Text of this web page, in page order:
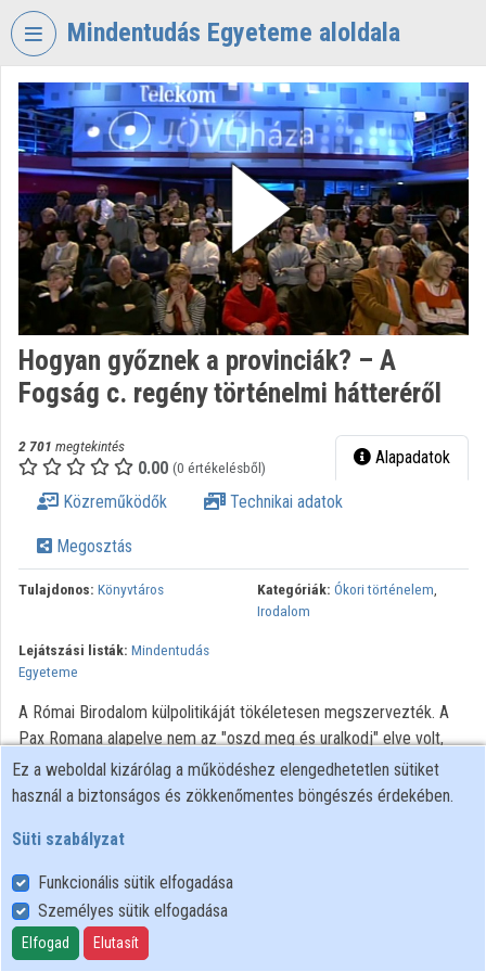
Fejléc kihagyása
Mindentudás Egyeteme aloldala
VIDEOTORIUM
MINDENTUDÁS
EGYETEME
Intézményi kezdőlap
Bejelentkezés
Intézményi felfedezés
Kategóriák
Intézményi listák
Intézmények
Közreműködők
Hogyan győznek a provinciák? – A
Fogság c. regény történelmi hátteréről
2 701 megtekintés
0.00 (0 értékelésből) Alapadatok
Közreműködők Technikai adatok
Megosztás
Tulajdonos: Könyvtáros Kategóriák: Ókori történelem,
Irodalom
Lejátszási listák: Mindentudás
Egyeteme
A Római Birodalom külpolitikáját tökéletesen megszervezték. A
Pax Romana alapelve nem az "oszd meg és uralkodj" elve volt,
inkább az, hogy Róma sehol sem szólt bele a provinciák vallási,
gazdasági és törvénykezési életébe. Rómában minden erőszakkal
szobrot kaptak, annak a multikulturális, bölcs szemléletnek
tudott azóta tanúsítani. Ennek ellenére a perifériák intoleráns
mentalitása behatolt a centrumba, és a birodalmi Rómát mind
kulturálisan, mind politikailag szétverte. Mi volt ennek az oka?
Ez a weboldal kizárólag a működéshez elengedhetetlen sütiket
használ a biztonságos és zökkenőmentes böngészés érdekében.
Süti szabályzat
Funkcionális sütik elfogadása
Személyes sütik elfogadása
Elfogad Elutasít